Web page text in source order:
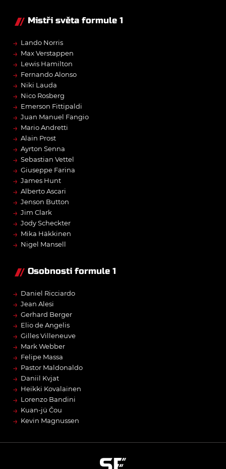
Mistři světa formule 1
→ Lando Norris
→ Max Verstappen
→ Lewis Hamilton
→ Fernando Alonso
→ Niki Lauda
→ Nico Rosberg
→ Emerson Fittipaldi
→ Juan Manuel Fangio
→ Mario Andretti
→ Alain Prost
→ Ayrton Senna
→ Sebastian Vettel
→ Giuseppe Farina
→ James Hunt
→ Alberto Ascari
→ Jenson Button
→ Jim Clark
→ Jody Scheckter
→ Mika Häkkinen
→ Nigel Mansell
Osobnosti formule 1
→ Daniel Ricciardo
→ Jean Alesi
→ Gerhard Berger
→ Elio de Angelis
→ Gilles Villeneuve
→ Mark Webber
→ Felipe Massa
→ Pastor Maldonaldo
→ Daniil Kvjat
→ Heikki Kovalainen
→ Lorenzo Bandini
→ Kuan-jü Čou
→ Kevin Magnussen